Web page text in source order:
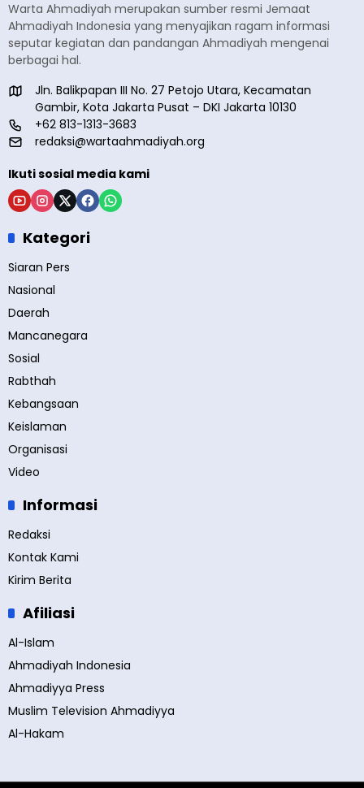
Warta Ahmadiyah merupakan sumber resmi Jemaat
Ahmadiyah Indonesia yang menyajikan ragam informasi
seputar kegiatan dan pandangan Ahmadiyah mengenai
berbagai hal.
Jln. Balikpapan III No. 27 Petojo Utara, Kecamatan
Gambir, Kota Jakarta Pusat – DKI Jakarta 10130
+62 813-1313-3683
redaksi@wartaahmadiyah.org
Ikuti sosial media kami
Kategori
Siaran Pers
Nasional
Daerah
Mancanegara
Sosial
Rabthah
Kebangsaan
Keislaman
Organisasi
Video
Informasi
Redaksi
Kontak Kami
Kirim Berita
Afiliasi
Al-Islam
Ahmadiyah Indonesia
Ahmadiyya Press
Muslim Television Ahmadiyya
Al-Hakam